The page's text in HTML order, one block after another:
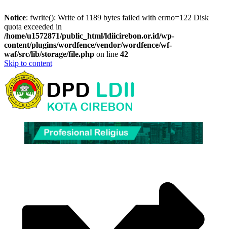
Notice: fwrite(): Write of 1189 bytes failed with errno=122 Disk
quota exceeded in
/home/u1572871/public_html/ldiicirebon.or.id/wp-
content/plugins/wordfence/vendor/wordfence/wf-
waf/src/lib/storage/file.php on line 42
Skip to content